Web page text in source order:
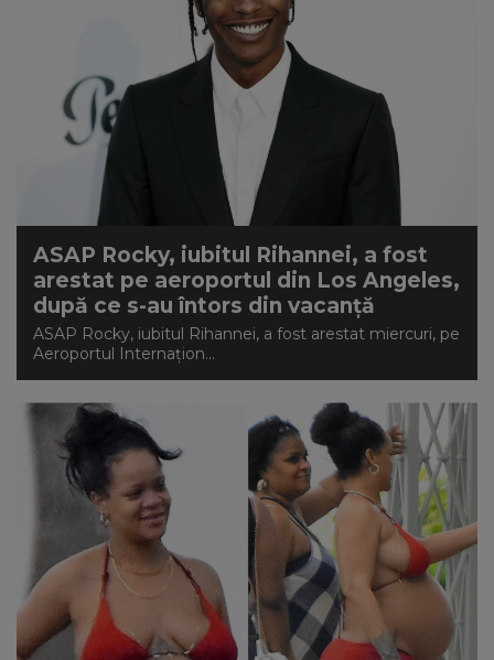
ASAP Rocky, iubitul Rihannei, a fost
arestat pe aeroportul din Los Angeles,
după ce s-au întors din vacanță
ASAP Rocky, iubitul Rihannei, a fost arestat miercuri, pe
Aeroportul Internațion...